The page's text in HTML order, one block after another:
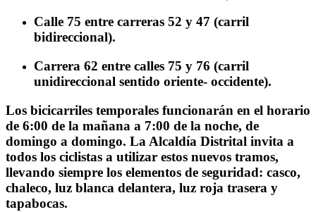
Calle 75 entre carreras 52 y 47 (carril
bidireccional).
Carrera 62 entre calles 75 y 76 (carril
unidireccional sentido oriente- occidente).
Los bicicarriles temporales funcionarán en el horario
de 6:00 de la mañana a 7:00 de la noche, de
domingo a domingo. La Alcaldía Distrital invita a
todos los ciclistas a utilizar estos nuevos tramos,
llevando siempre los elementos de seguridad: casco,
chaleco, luz blanca delantera, luz roja trasera y
tapabocas.